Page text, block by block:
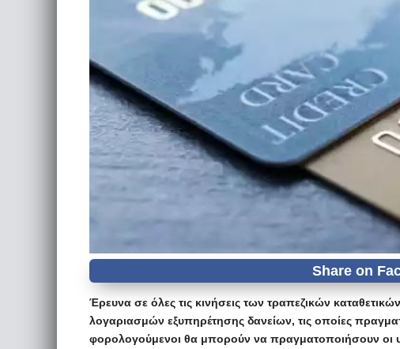
Έρευνα σε όλες τις κινήσεις των τραπεζικών
λογαριασμών εξυπηρέτησης δανείων, τις οποίες
φορολογούμενοι θα μπορούν να πραγματοποιήσουν οι